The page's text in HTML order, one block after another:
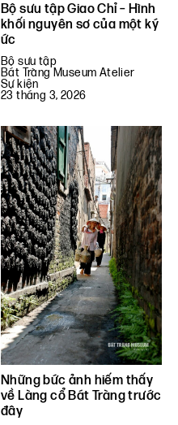
Bộ sưu tập Giao Chỉ – Hình
khối nguyên sơ của một ký
ức
Bộ sưu tập
Bát Tràng Museum Atelier
Sự kiện
23 tháng 3, 2026
Những bức ảnh hiếm thấy
về Làng cổ Bát Tràng trước
đây